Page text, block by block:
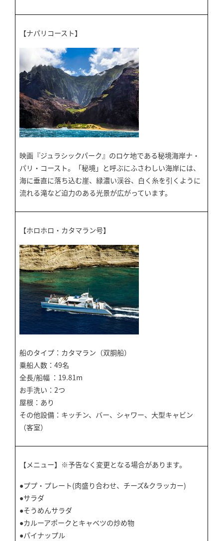
【ナパリコースト】
映画『ジュラシックパーク』のロケ地である秘境海岸ナ・
パリ・コースト。「秘境」と呼ぶにふさわしい海岸には、
海に垂直に落ち込む崖、緑濃い渓谷、白く糸を引くように
流れる滝など迫力のある光景が広がっています。
【ホロホロ・カタマラン号】
船のタイプ：カタマラン（双胴船）
乗船人数：49名
全長/船幅 ：19.81m
お手洗い：2つ
屋根：あり
その他設備：キッチン、バー、シャワー、大型キャビン
（客室）
【メニュー】※予告なく変更となる場合があります。
●ププ・プレート(肉盛り合わせ、チーズ&クラッカー)
●サラダ
●そうめんサラダ
●カルーアポークとキャベツの炒め物
●パイナップル